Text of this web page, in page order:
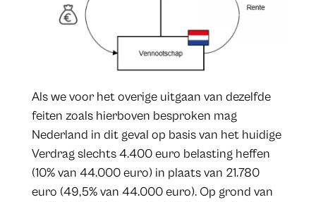
Als we voor het overige uitgaan van dezelfde
feiten zoals hierboven besproken mag
Nederland in dit geval op basis van het huidige
Verdrag slechts 4.400 euro belasting heffen
(10% van 44.000 euro) in plaats van 21.780
euro (49,5% van 44.000 euro). Op grond van